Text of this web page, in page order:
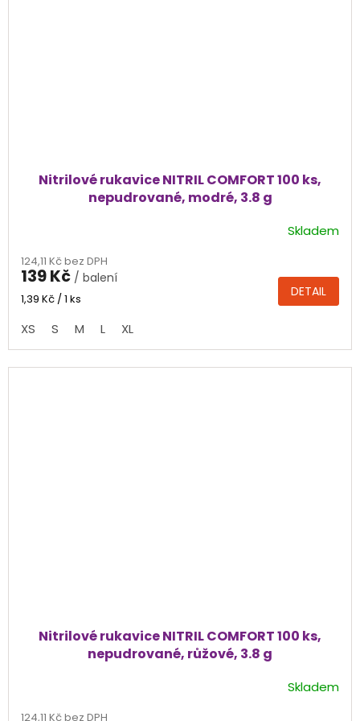
Nitrilové rukavice NITRIL COMFORT 100 ks,
nepudrované, modré, 3.8 g
produktu
je
4,8
5
hvězdiček.
Skladem
124,11 Kč bez DPH
139 Kč / balení
Měrná
1,39 Kč / 1 ks DETAIL
XS S M L XL
Nitrilové rukavice NITRIL COMFORT 100 ks,
nepudrované, růžové, 3.8 g
Skladem
124,11 Kč bez DPH